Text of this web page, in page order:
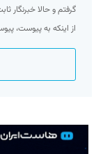
گرفتم و حالا خبرنگار
از اینکه به پیوست،